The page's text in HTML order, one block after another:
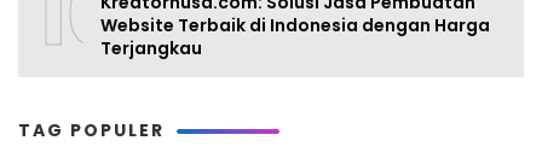
Website Terbaik di Indonesia dengan Harga
Terjangkau
TAG POPULER